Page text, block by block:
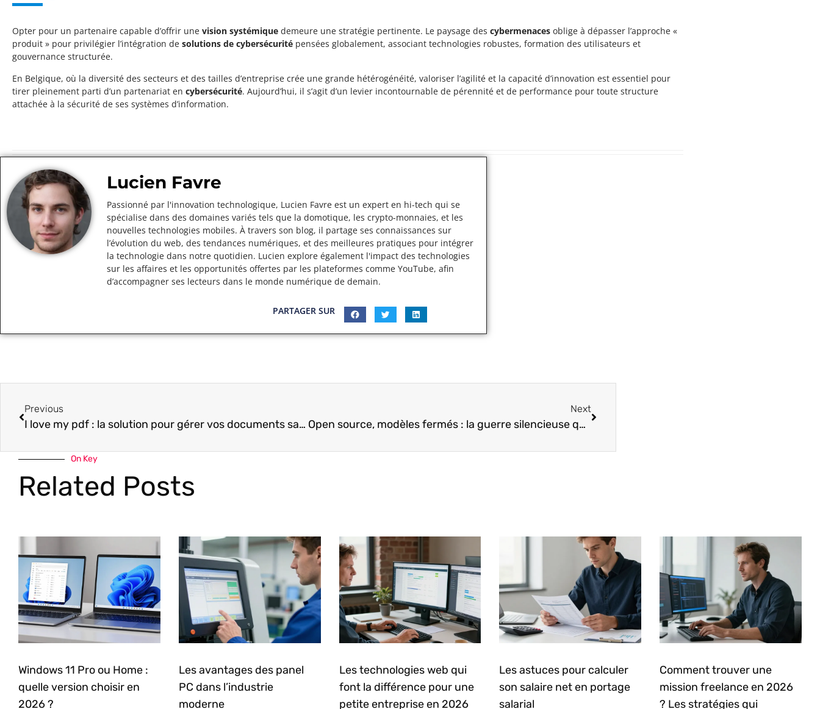
Opter pour un partenaire capable d’offrir une vision systémique demeure une stratégie pertinente. Le paysage des cybermenaces oblige à dépasser l’approche «
produit » pour privilégier l’intégration de solutions de cybersécurité pensées globalement, associant technologies robustes, formation des utilisateurs et
gouvernance structurée.
En Belgique, où la diversité des secteurs et des tailles d’entreprise crée une grande hétérogénéité, valoriser l’agilité et la capacité d’innovation est essentiel pour
tirer pleinement parti d’un partenariat en cybersécurité. Aujourd’hui, il s’agit d’un levier incontournable de pérennité et de performance pour toute structure
attachée à la sécurité de ses systèmes d’information.
Lucien Favre
Passionné par l'innovation technologique, Lucien Favre est un expert en hi-tech qui se
spécialise dans des domaines variés tels que la domotique, les crypto-monnaies, et les
nouvelles technologies mobiles. À travers son blog, il partage ses connaissances sur
l’évolution du web, des tendances numériques, et des meilleures pratiques pour intégrer
la technologie dans notre quotidien. Lucien explore également l'impact des technologies
sur les affaires et les opportunités offertes par les plateformes comme YouTube, afin
d’accompagner ses lecteurs dans le monde numérique de demain.
PARTAGER SUR
Previous
I love my pdf : la solution pour gérer vos documents sans logiciel
Next
Open source, modèles fermés : la guerre silencieuse qui redessine l’industrie de l’IA
On Key
Related Posts
Windows 11 Pro ou Home :
quelle version choisir en
2026 ?
Les avantages des panel
PC dans l’industrie
moderne
Les technologies web qui
font la différence pour une
petite entreprise en 2026
Les astuces pour calculer
son salaire net en portage
salarial
Comment trouver une
mission freelance en 2026
? Les stratégies qui